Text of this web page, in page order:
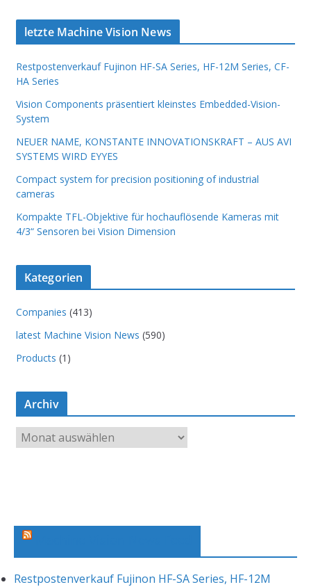
Compact system for precision
positioning of industrial cameras
letzte Machine Vision News
Restpostenverkauf Fujinon HF-SA Series, HF-12M Series, CF-
HA Series
Vision Components präsentiert kleinstes Embedded-Vision-
System
NEUER NAME, KONSTANTE INNOVATIONSKRAFT – AUS AVI
SYSTEMS WIRD EYYES
Compact system for precision positioning of industrial
cameras
Kompakte TFL-Objektive für hochauflösende Kameras mit
4/3“ Sensoren bei Vision Dimension
Kategorien
Companies (413)
latest Machine Vision News (590)
Products (1)
Archiv
r
Restpostenverkauf Fujinon HF-SA Series, HF-12M